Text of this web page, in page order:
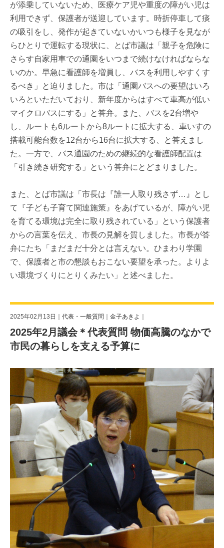
が添乗していないため、医療ケア児や重度の障がい児は
利用できず、保護者が送迎しています。時折停車して痰
の吸引をし、発作が起きていないかいつも様子を見なが
らひとりで運転する現状に、とば市議は「親子を危険に
さらす自家用車での通園をいつまで続けなければならな
いのか。早急に看護師を増員し、バスを利用しやすくす
るべき」と迫りました。市は「通園バスへの要望はいろ
いろといただいており、新年度からはすべて車高が低い
マイクロバスにする」と答弁。また、バスを2台増や
し、ルートも6ルートから8ルートに拡大する、車いすの
搭載可能台数を12台から16台に拡大する、と答えまし
た。一方で、バス通園のための継続的な看護師配置は
「引き続き研究する」という答弁にとどまりました。
また、とば市議は「市長は『誰一人取り残さず…』とし
て『子ども子育て関連施策』をあげているが、障がい児
を育てる環境は完全に取り残されている」という保護者
からの言葉を伝え、市長の見解を質しました。市長が答
弁にたち「まだまだ十分とは言えない。ひまわり学園
で、保護者と市の懇談もおこない要望を承った。よりよ
い環境づくりにとりくみたい」と述べました。
2025年02月13日｜ 代表・一般質問 金子あきよ
2025年2月議会＊代表質問 物価高騰のなかで
市民の暮らしを支える予算に